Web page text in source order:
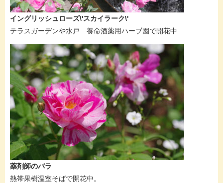
イングリッシュローズ\'スカイラーク\'
テラスガーデンや水戸 養命酒薬用ハーブ園で開花中
薬剤師のバラ
熱帯果樹温室そばで開花中。